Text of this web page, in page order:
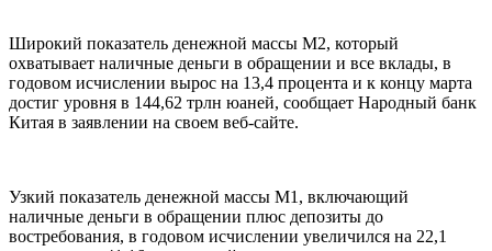
Широкий показатель денежной массы М2, который
охватывает наличные деньги в обращении и все вклады, в
годовом исчислении вырос на 13,4 процента и к концу марта
достиг уровня в 144,62 трлн юаней, сообщает Народный банк
Китая в заявлении на своем веб-сайте.
Узкий показатель денежной массы М1, включающий
наличные деньги в обращении плюс депозиты до
востребования, в годовом исчислении увеличился на 22,1